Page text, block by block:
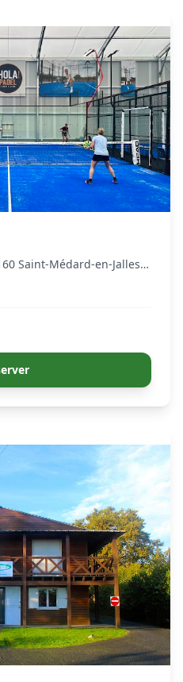
Saint-Médard-en-Jalles,